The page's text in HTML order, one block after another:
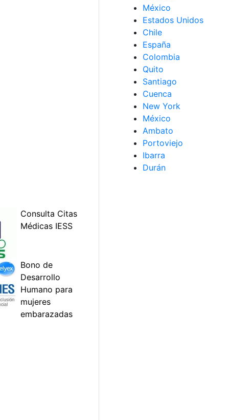
México
Estados Unidos
Chile
España
Colombia
Quito
Santiago
Cuenca
New York
México
Ambato
Portoviejo
Ibarra
Durán